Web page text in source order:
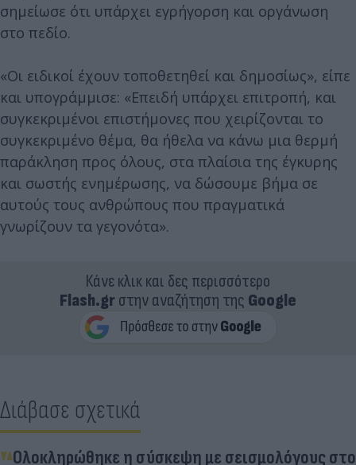
σημείωσε ότι υπάρχει εγρήγορση και οργάνωση
στο πεδίο.
«Οι ειδικοί έχουν τοποθετηθεί και δημοσίως», είπε
και υπογράμμισε: «Επειδή υπάρχει επιτροπή, και
συγκεκριμένοι επιστήμονες που χειρίζονται το
συγκεκριμένο θέμα, θα ήθελα να κάνω μια θερμή
παράκληση προς όλους, στα πλαίσια της έγκυρης
και σωστής ενημέρωσης, να δώσουμε βήμα σε
αυτούς τους ανθρώπους που πραγματικά
γνωρίζουν τα γεγονότα».
Κάνε κλικ και δες περισσότερο
Flash.grστην αναζήτηση της Google
Διάβασε σχετικά
Ολοκληρώθηκε η σύσκεψη με σεισμολόγους στο